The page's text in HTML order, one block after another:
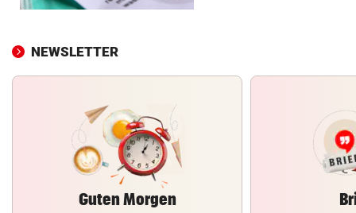
NEWSLETTER
Guten Morgen